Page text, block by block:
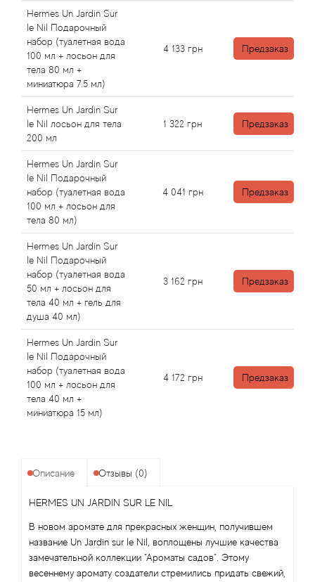
Hermes Un Jardin Sur
le Nil Подарочный
набор (туалетная вода
100 мл + лосьон для
тела 80 мл +
миниатюра 7.5 мл)
4 133 грн Предзаказ
Hermes Un Jardin Sur
le Nil лосьон для тела
200 мл
1 322 грн Предзаказ
Hermes Un Jardin Sur
le Nil Подарочный
набор (туалетная вода
100 мл + лосьон для
тела 80 мл)
4 041 грн Предзаказ
Hermes Un Jardin Sur
le Nil Подарочный
набор (туалетная вода
50 мл + лосьон для
тела 40 мл + гель для
душа 40 мл)
3 162 грн Предзаказ
Hermes Un Jardin Sur
le Nil Подарочный
набор (туалетная вода
100 мл + лосьон для
тела 40 мл +
миниатюра 15 мл)
4 172 грн Предзаказ
Описание Отзывы (0)
HERMES UN JARDIN SUR LE NIL
В новом аромате для прекрасных женщин, получившем
название Un Jardin sur le Nil, воплощены лучшие качества
замечательной коллекции "Ароматы садов". Этому
весеннему аромату создатели стремились придать свежий,
Asabi
Asgharali
Atelier Cologne
Atelier Des Ors
Atelier Flou
Athena's
Attar Collection
Au Pays de la Fleur d’Oranger
Axis
Azalia Parfums
Azzaro
Balenciaga
Balmain